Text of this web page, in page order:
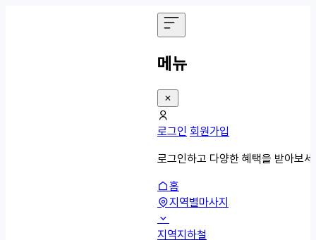
메뉴
로그인 회원가입
로그인하고 다양한 혜택을 받아보
홈
지역별마사지
지역지하철